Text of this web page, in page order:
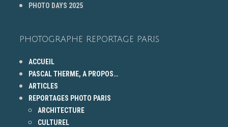
PHOTO DAYS 2025
PHOTOGRAPHE REPORTAGE PARIS
ACCUEIL
PASCAL THERME, A PROPOS…
ARTICLES
REPORTAGES PHOTO PARIS
ARCHITECTURE
CULTUREL